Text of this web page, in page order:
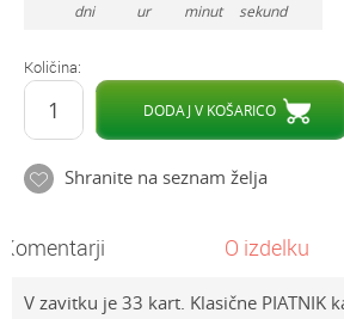
dni ur minut sekund
Količina:
DODAJ V KOŠARICO
Shranite na seznam želja
Komentarji O izdelku
V zavitku je 33 kart. Klasične PIATNIK